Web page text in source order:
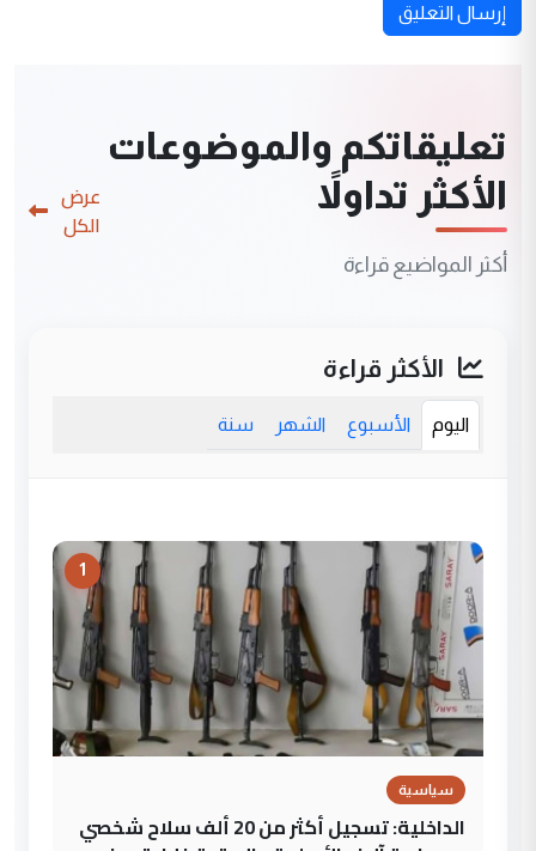
إرسال التعليق
تعليقاتكم والموضوعات
الأكثر تداولاً
أكثر المواضيع قراءة
عرض
الكل
الأكثر قراءة
اليوم الأسبوع الشهر سنة
1
سياسية
الداخلية: تسجيل أكثر من 20 ألف سلاح شخصي